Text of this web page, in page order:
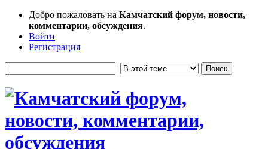
Добро пожаловать на Камчатский форум, новости,
комментарии, обсуждения.
Войти
Регистрация